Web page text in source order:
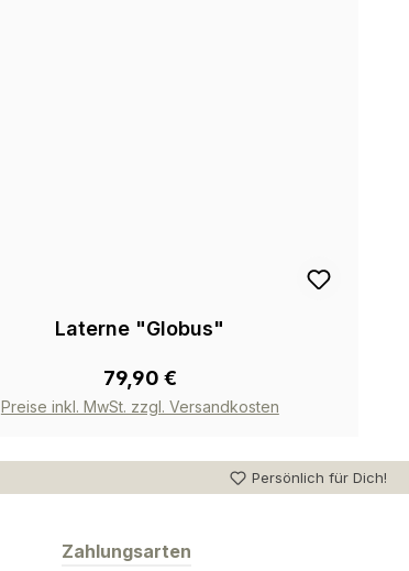
Laterne "Globus"
79,90 €
Preise inkl. MwSt. zzgl. Versandkosten
Persönlich für Dich!
Zahlungsarten